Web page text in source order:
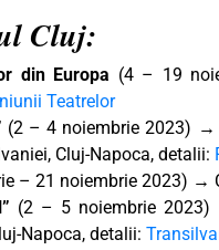
Cluj:
din Europa (4 – 19
Teatrelor
(2 – 4 noiembrie 2023) →
Cluj-Napoca, detalii:
– 21 noiembrie 2023) →
(2 – 5 noiembrie 2023)
Napoca, detalii: